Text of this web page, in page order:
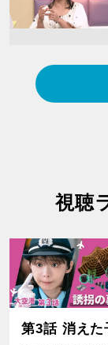
視聴
第3話 消えた